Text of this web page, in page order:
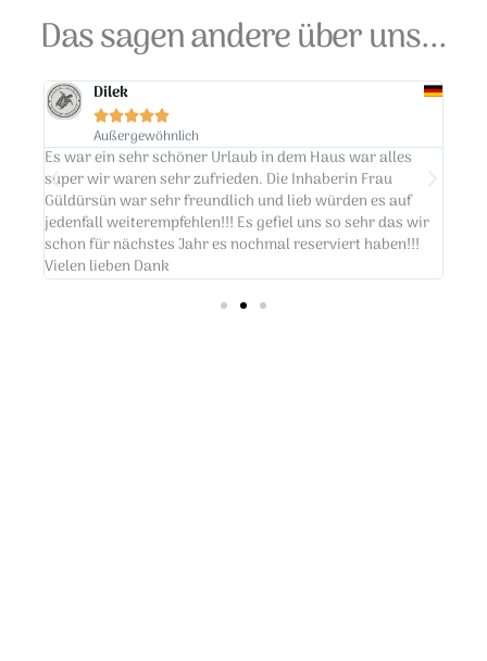
Das sagen andere über uns...
Dilek

Außergewöhnlich
Es war ein sehr schöner Urlaub in dem Haus war alles
super wir waren sehr zufrieden. Die Inhaberin Frau
Güldürsün war sehr freundlich und lieb würden es auf
jedenfall weiterempfehlen!!! Es gefiel uns so sehr das wir
schon für nächstes Jahr es nochmal reserviert haben!!!
Vielen lieben Dank